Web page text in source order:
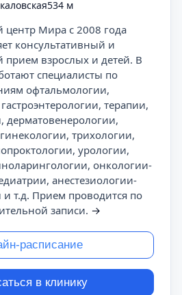
534 м
Мира с 2008 года
консультативный и
прием взрослых и детей. В
специалисты по
офтальмологии,
терапии,
дерматовенерологии,
трихологии,
урологии,
онкологии-
анестезиологии-
т.д. Прием проводится по
записи. →
расписание
в клинику